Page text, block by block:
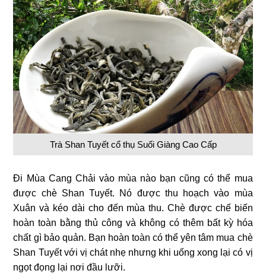
Trà Shan Tuyết cổ thụ Suối Giàng Cao Cấp
Đi Mùa Cang Chải vào mùa nào bạn cũng có thể mua
được chè Shan Tuyết. Nó được thu hoạch vào mùa
Xuân và kéo dài cho đến mùa thu. Chè được chế biến
hoàn toàn bằng thủ công và không có thêm bất kỳ hóa
chất gì bảo quản. Bạn hoàn toàn có thể yên tâm mua chè
Shan Tuyết với vị chát nhẹ nhưng khi uống xong lại có vị
ngọt đọng lại nơi đầu lưỡi.